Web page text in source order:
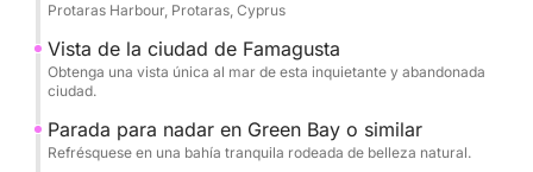
horizonte. Durante el recorrido, su capitán lo guiará
a una bahía tranquila, como Green Bay, para un
refrescante baño en sus cristalinas aguas turquesas.
Este crucero es ideal para parejas, familias
pequeñas o grupos que buscan un descanso
Protaras Harbour, Protaras, Cyprus
Vista de la ciudad de Famagusta
Obtenga una vista única al mar de esta inquietante y abandonada
ciudad.
Parada para nadar en Green Bay o similar
Refrésquese en una bahía tranquila rodeada de belleza natural.